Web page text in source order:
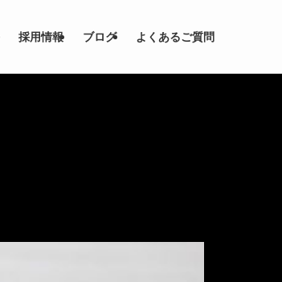
採用情報 ブログ よくあるご質問